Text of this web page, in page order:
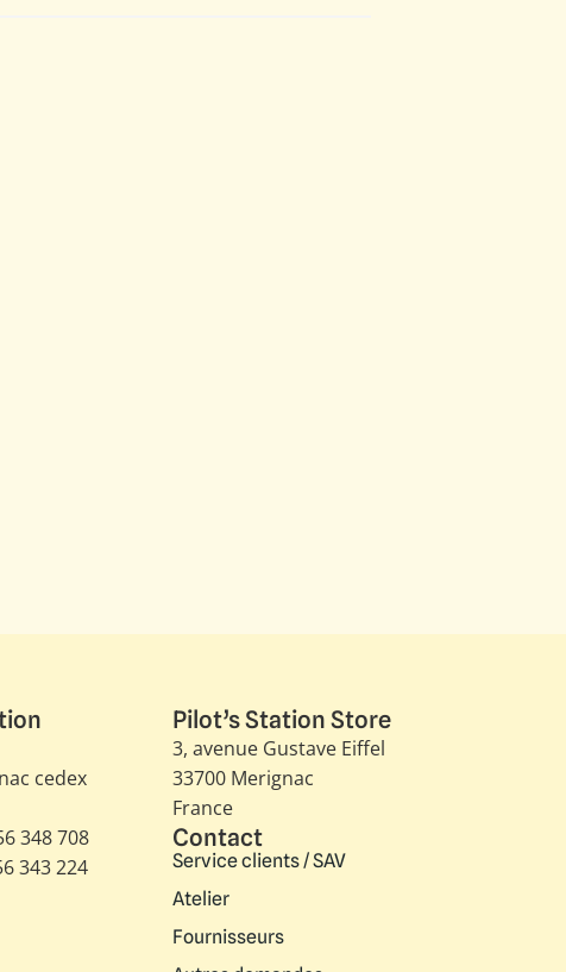
cedex
348 708
343 224
Pilot’s Station Store
3, avenue Gustave Eiffel​
33700 Merignac
France
Contact
Service clients / SAV
Atelier
Fournisseurs